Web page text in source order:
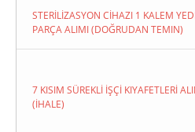
STERİLİZASYON CİHAZI 1 KALEM
PARÇA ALIMI (DOĞRUDAN TEMIN)
7 KISIM SÜREKLİ İŞÇİ KIYAFETLERİ
(İHALE)